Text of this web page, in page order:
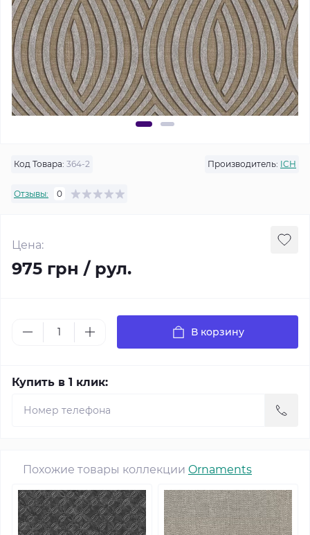
Код Товара: 364-2 Производитель: ICH
Отзывы: 0
Цена:
975 грн / рул.
В корзину
Купить в 1 клик:
Похожие товары коллекции Ornaments